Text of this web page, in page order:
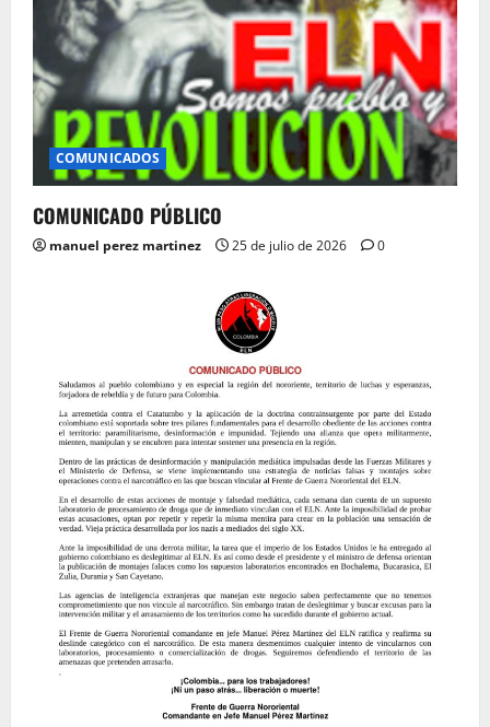
COMUNICADOS
COMUNICADO PÚBLICO
manuel perez martinez 25 de julio de 2026 0